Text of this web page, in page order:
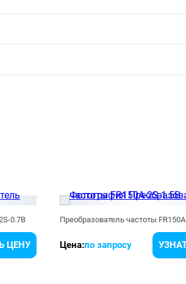
0.7B
ЦЕНУ
Преобразователь частоты
Цена:по запросу